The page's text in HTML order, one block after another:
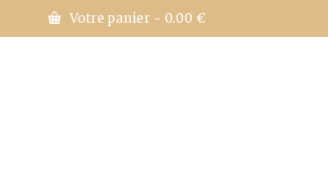
Votre panier - 0.00 €